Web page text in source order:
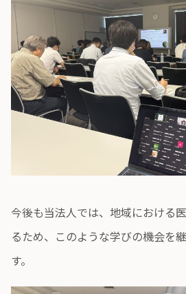
今後も当法人では、地域における
るため、このような学びの機会を
す。